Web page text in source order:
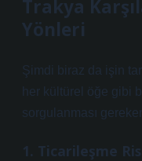
Trakya
Yönleri
Şimdi biraz da işin
her kültürel öğe gibi
sorgulanması
1. Ticarileşme